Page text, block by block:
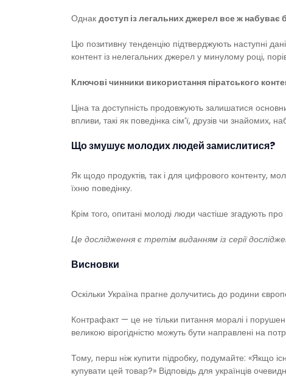
Однак доступ із легальних джерел все ж
Цю позитивну тенденцію підтверджують наступні
контент із нелегальних джерел у минулому році,
Ключові чинники використання піратського
Ціна та доступність продовжують залишатися
впливи, такі як поведінка сім’ї, друзів чи знайомих,
Що змушує молодих людей замислитися?
Як щодо продуктів, так і для цифрового контенту,
їхню поведінку.
Крім того, опитані молоді люди частіше згадують
Це дослідження є третім виданням із серії
Висновки
Оскільки Україна прагне долучитись до родини
Контрафакт — це не тільки питання моралі і
великою вірогідністю можуть бути направлені на
Тому, перш ніж купити підробку, подумайте: «Якщо
купувати цей товар?» Відповідь для українців